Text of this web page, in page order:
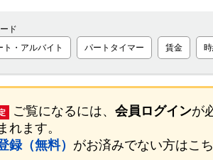
ド
ト・アルバイト パートタイマー 賃金
ご覧になるには、 会員ログインが
れます。
録（無料） がお済みでない方はこ